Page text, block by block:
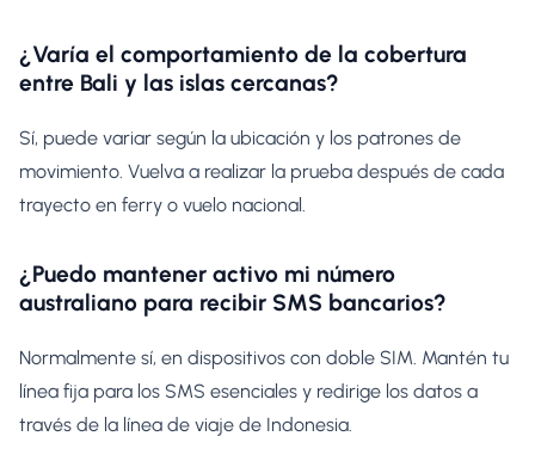
¿Varía el comportamiento de la cobertura
entre Bali y las islas cercanas?
Sí, puede variar según la ubicación y los patrones de
movimiento. Vuelva a realizar la prueba después de cada
trayecto en ferry o vuelo nacional.
¿Puedo mantener activo mi número
australiano para recibir SMS bancarios?
Normalmente sí, en dispositivos con doble SIM. Mantén tu
línea fija para los SMS esenciales y redirige los datos a
través de la línea de viaje de Indonesia.